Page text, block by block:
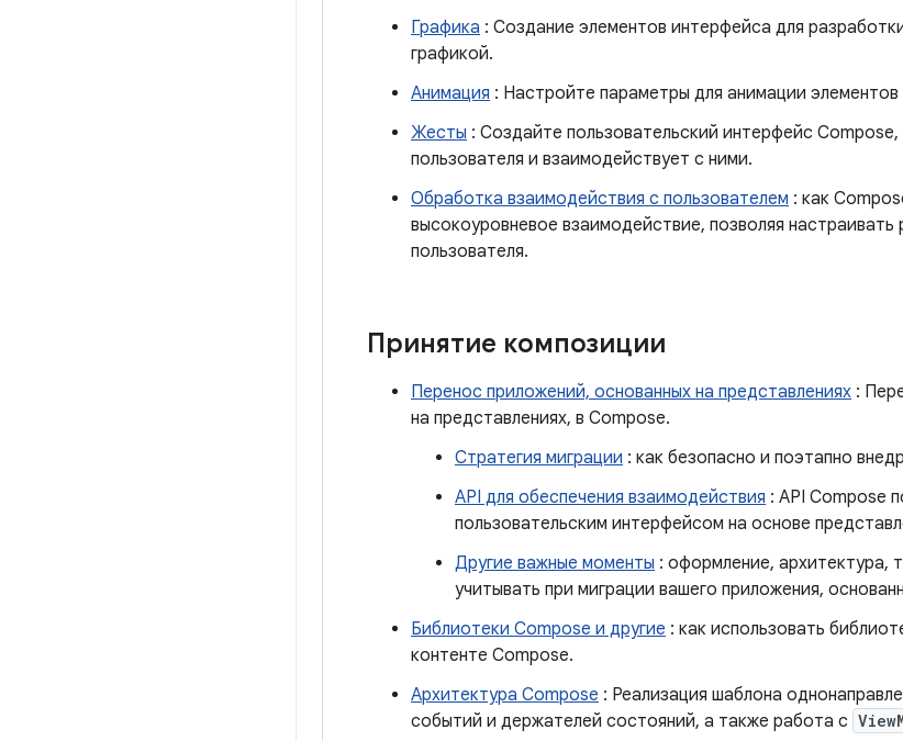
Графика : Создание элементов интерфейса для
графикой.
Анимация : Настройте параметры для анимации
Жесты : Создайте пользовательский интерфейс
пользователя и взаимодействует с ними.
Обработка взаимодействия с пользователем : как
высокоуровневое взаимодействие, позволяя
пользователя.
Принятие композиции
Перенос приложений, основанных на представлениях :
на представлениях, в Compose.
Стратегия миграции : как безопасно и поэтапно
API для обеспечения взаимодействия : API Compose
пользовательским интерфейсом на основе
Другие важные моменты : оформление, архитектура,
учитывать при миграции вашего приложения,
Библиотеки Compose и другие : как использовать
контенте Compose.
Архитектура Compose : Реализация шаблона
событий и держателей состояний, а также работа с